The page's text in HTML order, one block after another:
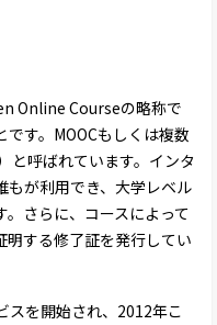
Online Courseの略称で
です。MOOCもしくは複数
と呼ばれています。インタ
もが利用でき、大学レベル
さらに、コースによって
明する修了証を発行してい
スを開始され、2012年こ